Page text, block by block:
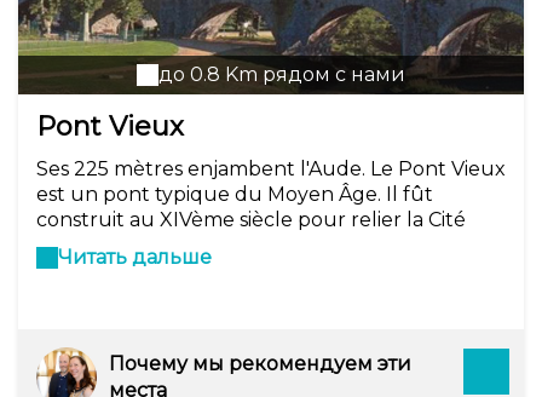
до 0.8 Km рядом с нами
Pont Vieux
Ses 225 mètres enjambent l'Aude. Le Pont Vieux
est un pont typique du Moyen Âge. Il fût
construit au XIVème siècle pour relier la Cité
médiévale à la Bastide Saint-Louis. Vous le
parcourrez à pied sans danger puisqu'il est
Читать дальше
Почему мы рекомендуем эти
места